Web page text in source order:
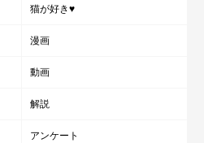
猫が好き♥
漫画
動画
解説
アンケート